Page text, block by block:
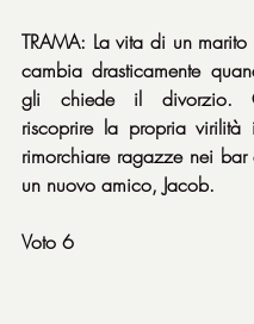
TRAMA: La vita di un
cambia drasticamente
gli chiede il divorzio.
riscoprire la propria virilità
rimorchiare ragazze nei
un nuovo amico, Jacob.
Voto 6